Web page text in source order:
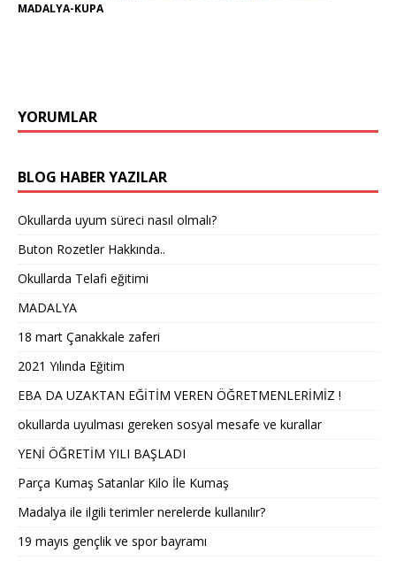
MADALYA-KUPA
YORUMLAR
BLOG HABER YAZILAR
Okullarda uyum süreci nasıl olmalı?
Buton Rozetler Hakkında..
Okullarda Telafi eğitimi
MADALYA
18 mart Çanakkale zaferi
2021 Yılında Eğitim
EBA DA UZAKTAN EĞİTİM VEREN ÖĞRETMENLERİMİZ !
okullarda uyulması gereken sosyal mesafe ve kurallar
YENİ ÖĞRETİM YILI BAŞLADI
Parça Kumaş Satanlar Kilo İle Kumaş
Madalya ile ilgili terimler nerelerde kullanılır?
19 mayıs gençlik ve spor bayramı